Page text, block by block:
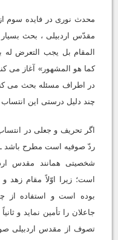
محدث نوری در فایده سوم
مقدّس اردبیلی ، بحث
المقام بل یجب التعرض له
کما هو المشهور» آغاز می
در اطراف مسئله بحث می
چند دلیل درستی این
اگر تحریف و جعلی در
ردّ صوفیه است مطرح باشد
شخصیتی همانند مقدس
است؛ زیرا اوّلاً مقام
بوده است و استفاده از
جاعلان را تأمین نماید و
تصوف از مقدس اردبیلی